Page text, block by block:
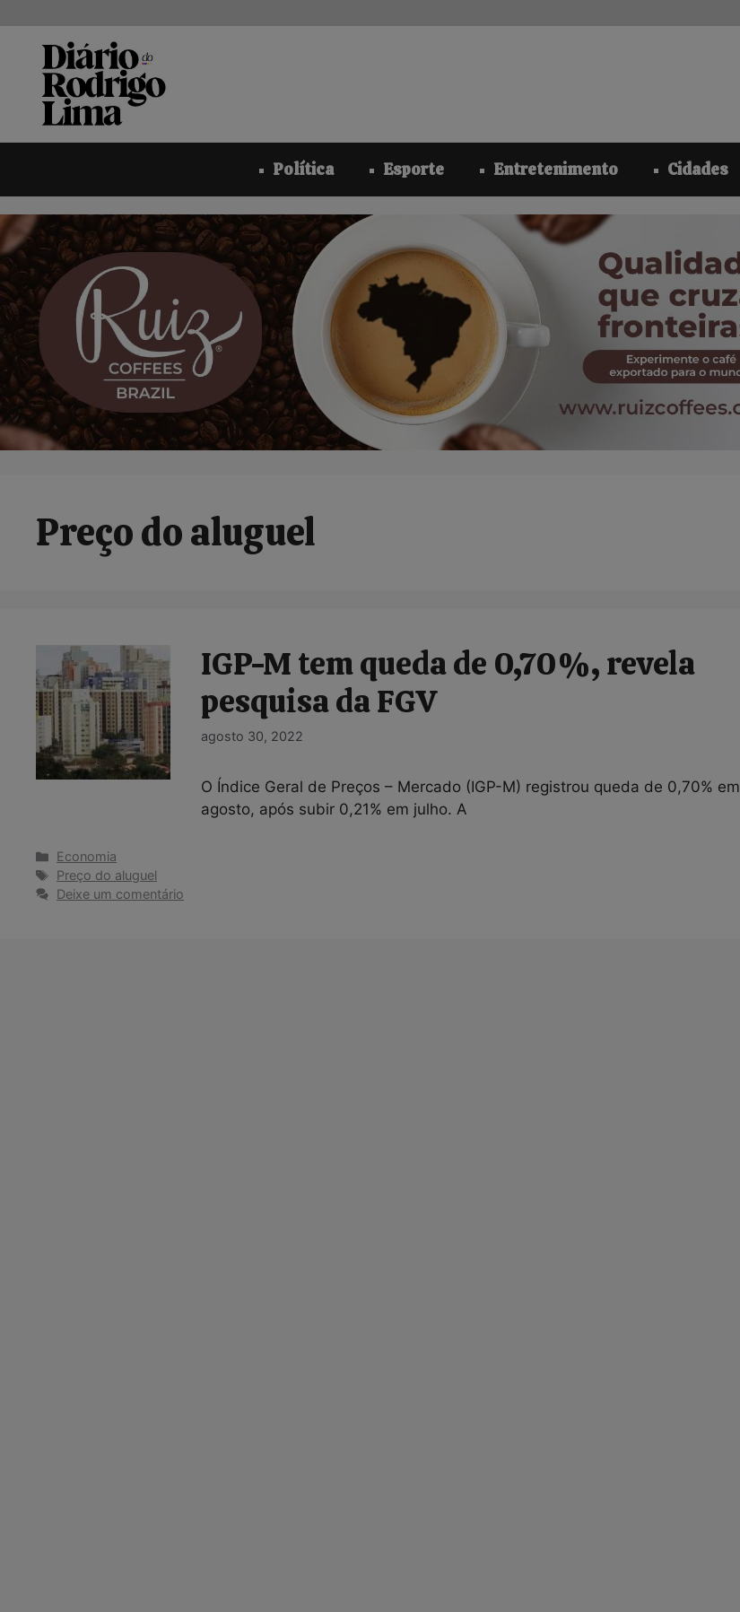
conteúdo
Política Esporte Entretenimento Cidades
Preço do aluguel
IGP-M tem queda de 0,70%, revela
pesquisa da FGV
agosto 30, 2022
O Índice Geral de Preços – Mercado (IGP-M) registrou queda de 0,70% em
agosto, após subir 0,21% em julho. A
Categorias
Economia
Tags
Preço do aluguel
Deixe um comentário